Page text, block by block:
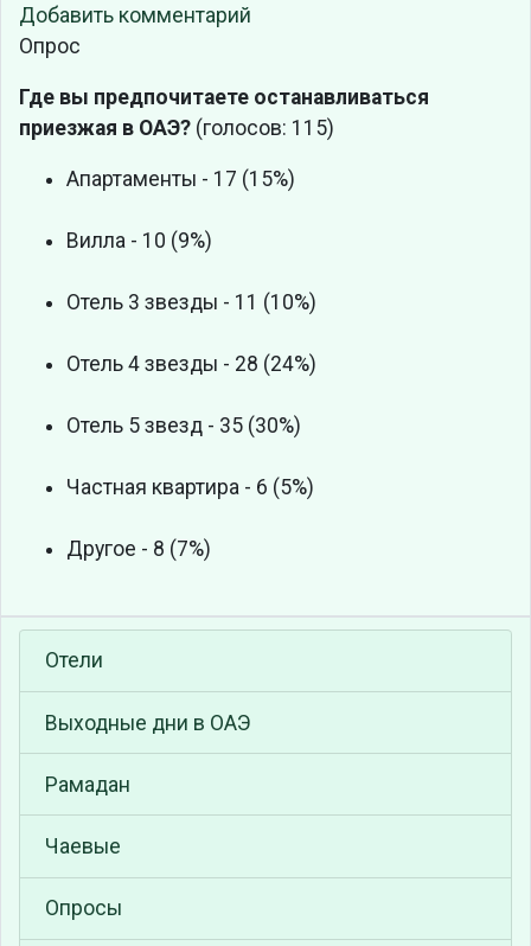
Добавить комментарий
Опрос
Где вы предпочитаете останавливаться
приезжая в ОАЭ? (голосов: 115)
Апартаменты - 17 (15%)
Вилла - 10 (9%)
Отель 3 звезды - 11 (10%)
Отель 4 звезды - 28 (24%)
Отель 5 звезд - 35 (30%)
Частная квартира - 6 (5%)
Другое - 8 (7%)
Отели
Выходные дни в ОАЭ
Рамадан
Чаевые
Опросы